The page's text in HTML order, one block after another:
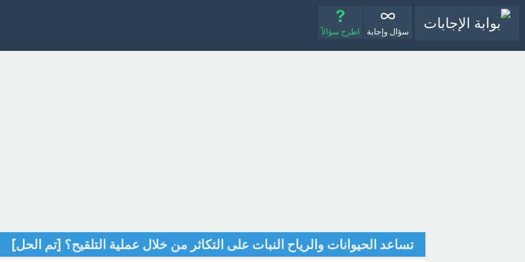
سؤال وإجابة اطرح سؤالاً
تساعد الحيوانات والرياح النبات على التكاثر من خلال عملية التلقيح؟ [تم الحل]